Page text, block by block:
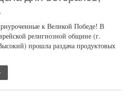
к Великой Победе! В
религиозной общине (г.
прошла раздача продуктовых